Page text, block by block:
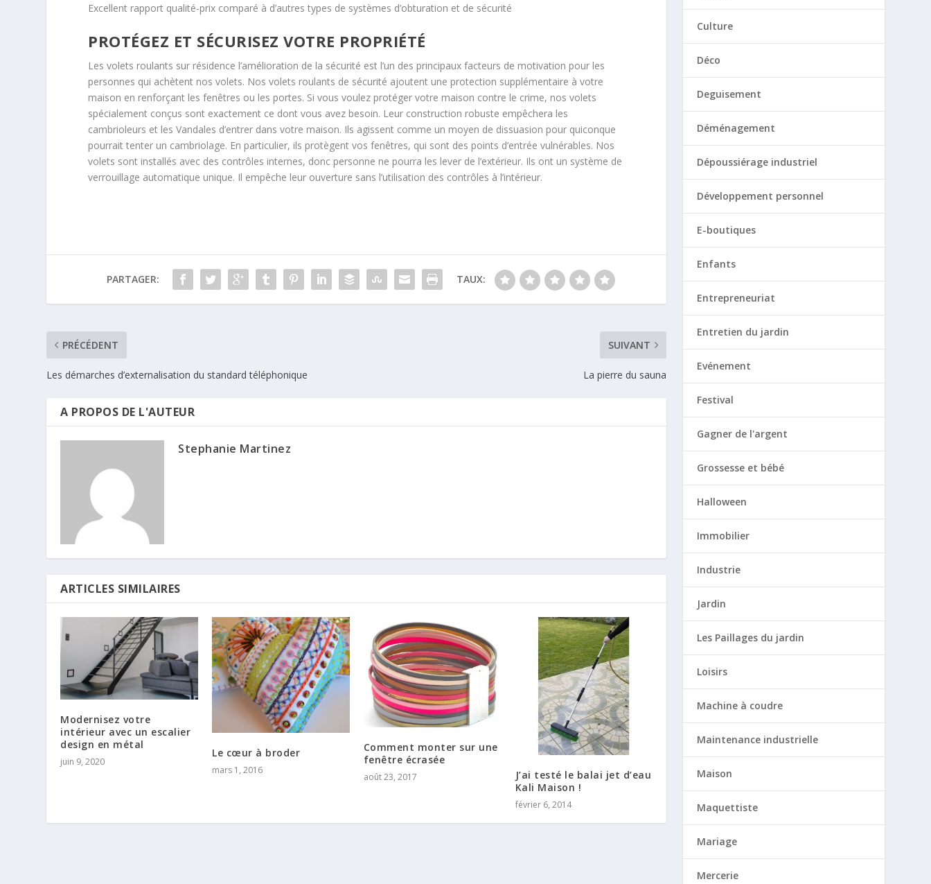
Excellent rapport qualité-prix comparé à d’autres types de systèmes d’obturation et de sécurité
PROTÉGEZ ET SÉCURISEZ VOTRE PROPRIÉTÉ
Les volets roulants sur résidence l’amélioration de la sécurité est l’un des principaux facteurs de motivation pour les
personnes qui achètent nos volets. Nos volets roulants de sécurité ajoutent une protection supplémentaire à votre
maison en renforçant les fenêtres ou les portes. Si vous voulez protéger votre maison contre le crime, nos volets
spécialement conçus sont exactement ce dont vous avez besoin. Leur construction robuste empêchera les
cambrioleurs et les Vandales d’entrer dans votre maison. Ils agissent comme un moyen de dissuasion pour quiconque
pourrait tenter un cambriolage. En particulier, ils protègent vos fenêtres, qui sont des points d’entrée vulnérables. Nos
volets sont installés avec des contrôles internes, donc personne ne pourra les lever de l’extérieur. Ils ont un système de
verrouillage automatique unique. Il empêche leur ouverture sans l’utilisation des contrôles à l’intérieur.
PARTAGER: TAUX:
PRÉCÉDENT
Les démarches d’externalisation du standard téléphonique
SUIVANT
La pierre du sauna
A PROPOS DE L'AUTEUR
Stephanie Martinez
ARTICLES SIMILAIRES
Modernisez votre
intérieur avec un escalier
design en métal
juin 9, 2020
Le cœur à broder
mars 1, 2016
Comment monter sur une
fenêtre écrasée
août 23, 2017
J’ai testé le balai jet d’eau
Kali Maison !
février 6, 2014
Culture
Déco
Deguisement
Déménagement
Dépoussiérage industriel
Développement personnel
E-boutiques
Enfants
Entrepreneuriat
Entretien du jardin
Evénement
Festival
Gagner de l'argent
Grossesse et bébé
Halloween
Immobilier
Industrie
Jardin
Les Paillages du jardin
Loisirs
Machine à coudre
Maintenance industrielle
Maison
Maquettiste
Mariage
Mercerie